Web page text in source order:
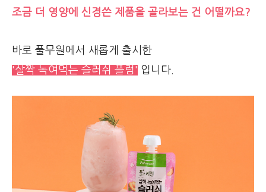
조금 더 영양에 신경쓴 제품을 골라보는 건 어떨까요?
바로 풀무원에서 새롭게 출시한
'살짝 녹여먹는 슬러쉬 플럼' 입니다.